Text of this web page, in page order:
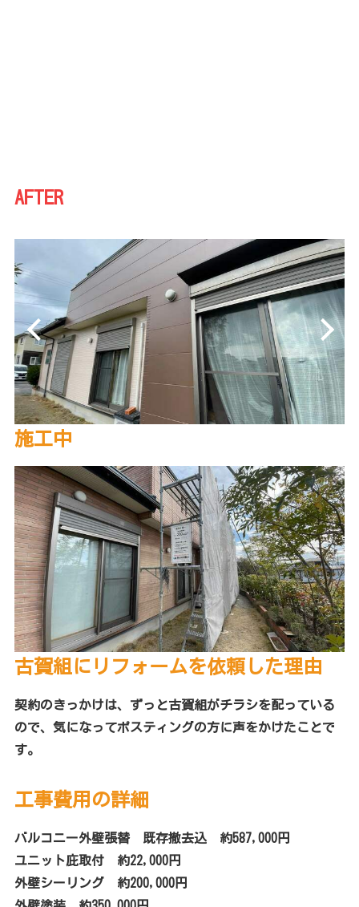
AFTER
施工中
古賀組にリフォームを依頼した理由
契約のきっかけは、ずっと古賀組がチラシを配っている
ので、気になってポスティングの方に声をかけたことで
す。
工事費用の詳細
バルコニー外壁張替 既存撤去込 約587,000円
ユニット庇取付 約22,000円
外壁シーリング 約200,000円